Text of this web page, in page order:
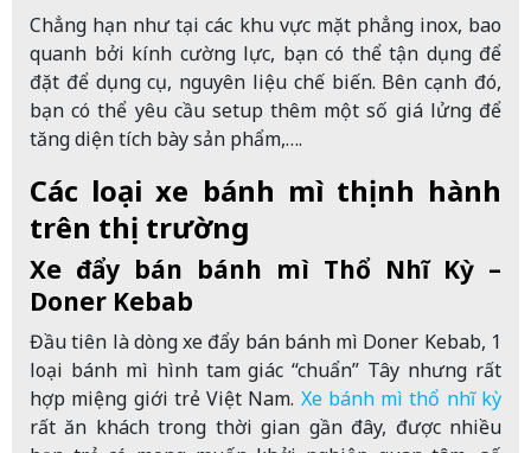
Chẳng hạn như tại các khu vực mặt phẳng inox, bao
quanh bởi kính cường lực, bạn có thể tận dụng để
đặt để dụng cụ, nguyên liệu chế biến. Bên cạnh đó,
bạn có thể yêu cầu setup thêm một số giá lửng để
tăng diện tích bày sản phẩm,….
Các loại xe bánh mì thịnh hành
trên thị trường
Xe đẩy bán bánh mì Thổ Nhĩ Kỳ –
Doner Kebab
Đầu tiên là dòng xe đẩy bán bánh mì Doner Kebab, 1
loại bánh mì hình tam giác “chuẩn” Tây nhưng rất
hợp miệng giới trẻ Việt Nam. Xe bánh mì thổ nhĩ kỳ
rất ăn khách trong thời gian gần đây, được nhiều